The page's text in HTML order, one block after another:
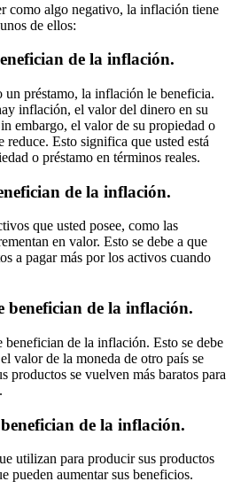
como algo negativo, la inflación tiene
de ellos:
de la inflación.
un préstamo, la inflación le beneficia.
inflación, el valor del dinero en su
embargo, el valor de su propiedad o
reduce. Esto significa que usted está
o préstamo en términos reales.
de la inflación.
que usted posee, como las
en valor. Esto se debe a que
a pagar más por los activos cuando
benefician de la inflación.
benefician de la inflación. Esto se debe
valor de la moneda de otro país se
productos se vuelven más baratos para
de la inflación.
utilizan para producir sus productos
pueden aumentar sus beneficios.